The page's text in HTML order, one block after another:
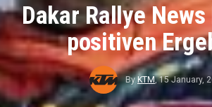
Dakar Rallye
positiven
By KTM,15 January,